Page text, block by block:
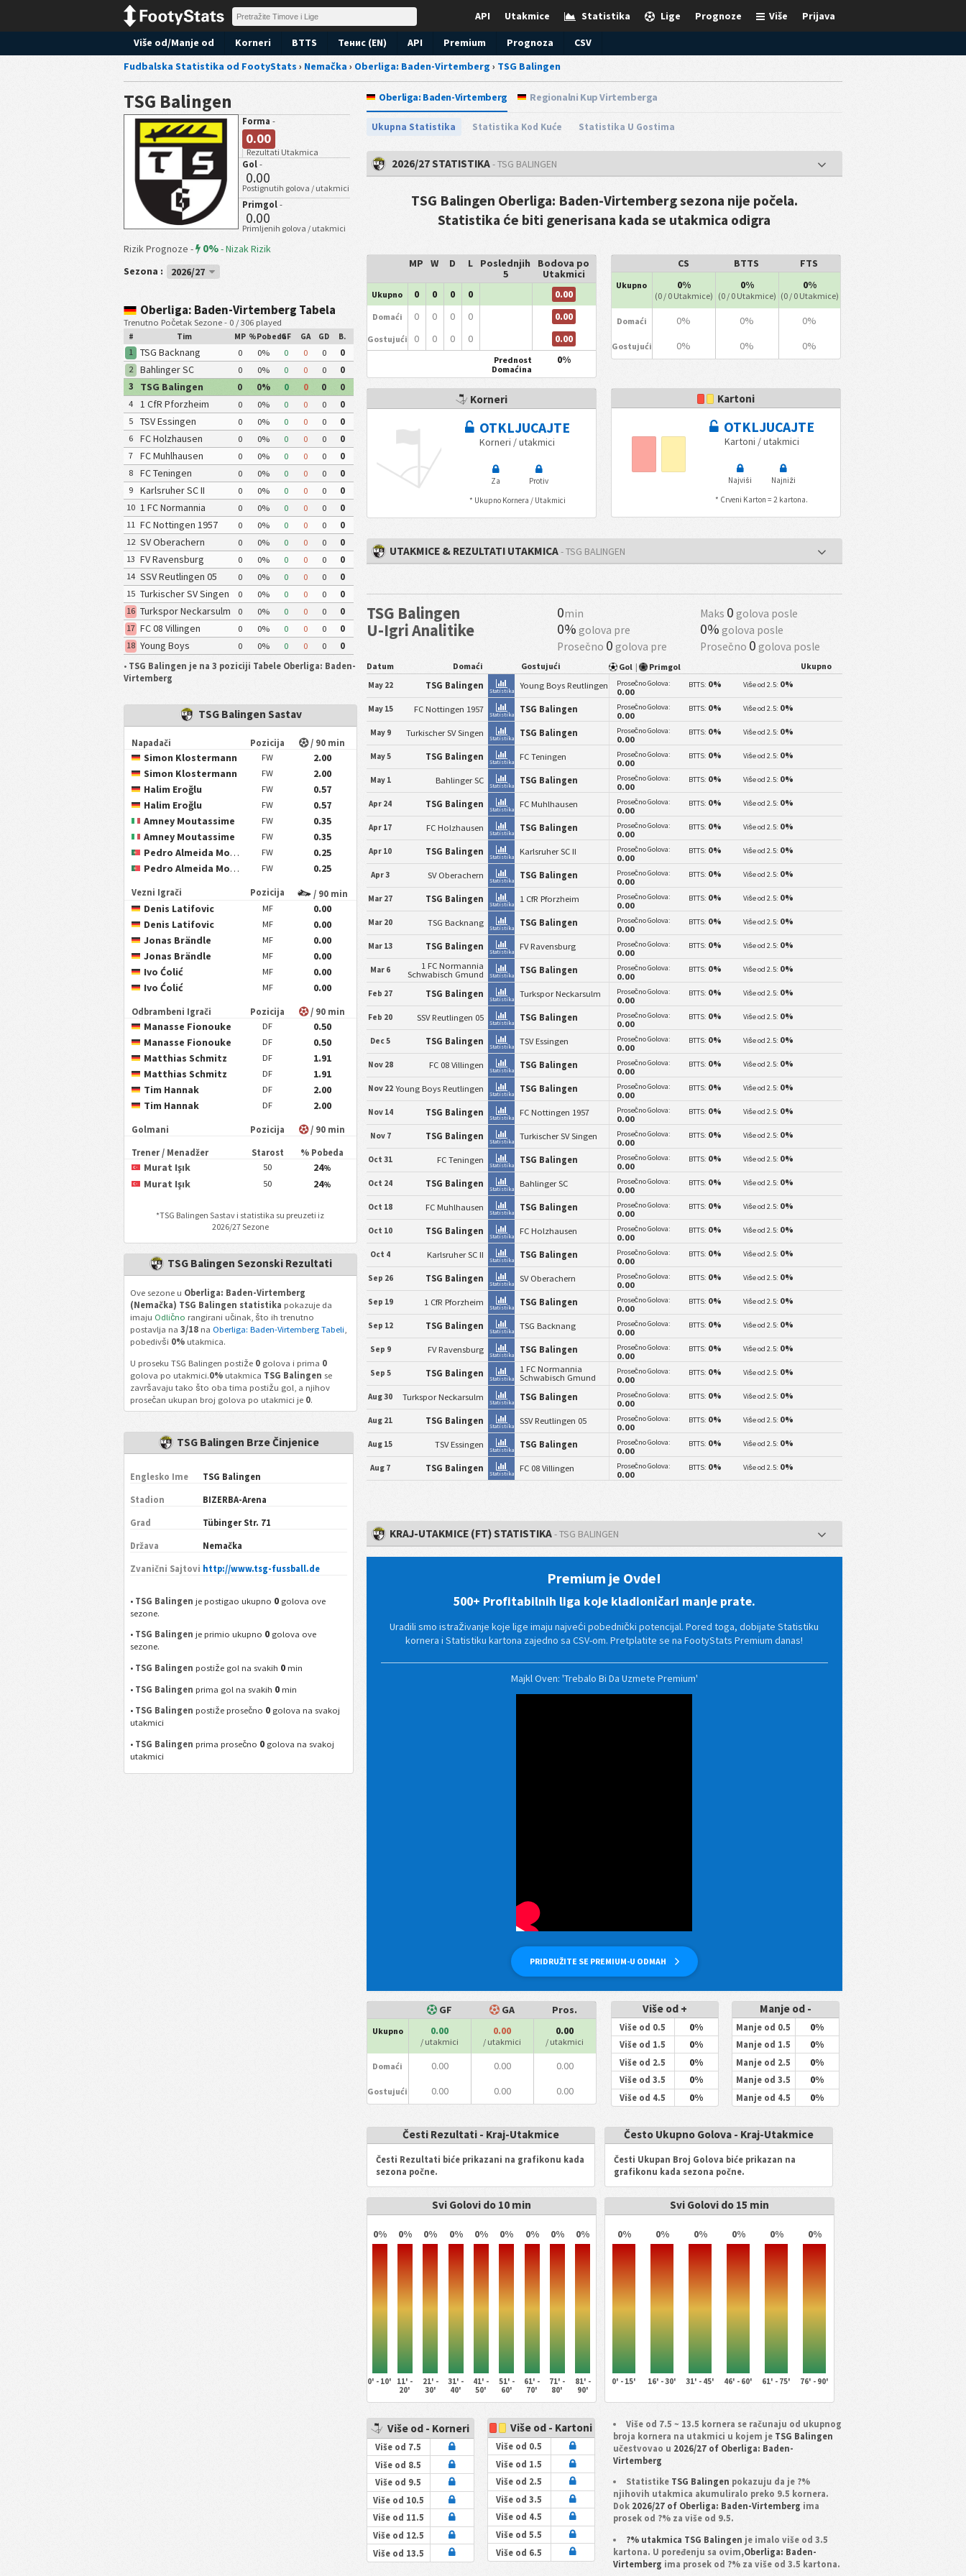
Prijava
Više
Prognoze
Lige
Statistika
Utakmice
API
Više od/Manje od Korneri BTTS Тенис (EN) API Premium Prognoza
CSV
Fudbalska Statistika od FootyStats › Nemačka › Oberliga: Baden-Virtemberg › TSG Balingen
TSG Balingen
Forma -
0.00
Rezultati Utakmica
Gol -
0.00
Postignutih golova / utakmici
Primgol -
0.00
Primljenih golova / utakmici
Rizik Prognoze - 0%-Nizak Rizik
Sezona :
2026/27
Oberliga: Baden-Virtemberg Tabela
Trenutno Početak Sezone - 0 / 306 played
# Tim MP %PobedaGF GA GD B.
1 TSG Backnang 0 0% 0 0 0
0
2
Bahlinger SC 0 0% 0 0 0
0
3
TSG Balingen 0 0% 0 0 0
0
4
1 CfR Pforzheim 0 0% 0 0 0
0
5
TSV Essingen 0 0% 0 0 0
0
6
FC Holzhausen 0 0% 0 0 0
0
7
FC Muhlhausen 0 0% 0 0 0
0
8
FC Teningen 0 0% 0 0 0
0
9
Karlsruher SC II 0 0% 0 0 0
0
10 1 FC Normannia
Schwabisch Gmund
0 0% 0 0 0
0
11 FC Nottingen 1957 0 0% 0 0 0
0
12 SV Oberachern 0 0% 0 0 0
0
13 FV Ravensburg 0 0% 0 0 0
0
14 SSV Reutlingen 05 0 0% 0 0 0
0
15 Turkischer SV Singen 0 0% 0 0 0
0
16 Turkspor Neckarsulm 0 0% 0 0 0
0
17 FC 08 Villingen 0 0% 0 0 0
0
18 Young Boys
Reutlingen
0 0% 0 0 0
0
• TSG Balingen je na 3 poziciji Tabele Oberliga: Baden-
Virtemberg
TSG Balingen Sastav
Napadači Pozicija / 90 min
Simon Klostermann FW
2.00
Simon Klostermann
FW
2.00
Halim Eroğlu
FW
0.57
Halim Eroğlu
FW
0.57
Amney Moutassime
FW
0.35
Amney Moutassime
FW
0.35
Pedro Almeida Morais
FW
0.25
Pedro Almeida Morais
FW 0.25
Vezni Igrači Pozicija / 90 min
Denis Latifovic MF
0.00
Denis Latifovic
MF
0.00
Jonas Brändle
MF
0.00
Jonas Brändle
MF
0.00
Ivo Ćolić
MF
0.00
Ivo Ćolić
MF 0.00
Odbrambeni Igrači Pozicija / 90 min
Manasse Fionouke DF
0.50
Manasse Fionouke
DF
0.50
Matthias Schmitz
DF
1.91
Matthias Schmitz
DF
1.91
Tim Hannak
DF
2.00
Tim Hannak
DF 2.00
Golmani Pozicija / 90 min
Trener / Menadžer Starost % Pobeda
Murat Işık 50 24%
Murat Işık 50 24%
*TSG Balingen Sastav i statistika su preuzeti iz
2026/27 Sezone
TSG Balingen Sezonski Rezultati
Ove sezone u Oberliga: Baden-Virtemberg
(Nemačka) TSG Balingen statistika pokazuje da
imaju Odlično rangirani učinak, što ih trenutno
postavlja na 3/18na Oberliga: Baden-Virtemberg Tabeli
pobedivši 0%utakmica.
U proseku TSG Balingen postiže 0golova i prima 0
golova po utakmici.0%utakmica TSG Balingen se
završavaju tako što oba tima postižu gol, a njihov
prosečan ukupan broj golova po utakmici je 0.
TSG Balingen Brze Činjenice
Englesko Ime TSG Balingen
Stadion BIZERBA-Arena
Grad Tübinger Str. 71
Država Nemačka
Zvanični Sajtovi http://www.tsg-fussball.de
• TSG Balingen je postigao ukupno 0 golova ove
sezone.
• TSG Balingen je primio ukupno 0 golova ove
sezone.
• TSG Balingen postiže gol na svakih 0 min
• TSG Balingen prima gol na svakih 0 min
• TSG Balingen postiže prosečno 0 golova na svakoj
utakmici
• TSG Balingen prima prosečno 0 golova na svakoj
utakmici
Oberliga: Baden-Virtemberg Regionalni Kup Virtemberga
Ukupna Statistika Statistika Kod Kuće Statistika U Gostima
2026/27 STATISTIKA- TSG BALINGEN
TSG Balingen Oberliga: Baden-Virtemberg sezona nije počela.
Statistika će biti generisana kada se utakmica odigra
MP W D L
Poslednjih
5
Bodova po
Utakmici
Ukupno 0 0 0 0 0.00
Domaći 0 0 0 0 0.00
Gostujući 0 0 0 0 0.00
Prednost
Domaćina
0%
CS BTTS FTS
Ukupno 0%
(0 / 0 Utakmice)
0%
(0 / 0 Utakmice)
0%
(0 / 0 Utakmice)
Domaći 0% 0% 0%
Gostujući 0% 0% 0%
Korneri
OTKLJUCAJTE
Korneri / utakmici
Za
Protiv
* Ukupno Kornera / Utakmici
Kartoni
OTKLJUCAJTE
Kartoni / utakmici
Najviši
Najniži
* Crveni Karton = 2 kartona.
UTAKMICE & REZULTATI UTAKMICA- TSG BALINGEN
TSG Balingen
U-Igri Analitike
0min Maks 0 golova posle
0% golova pre 0% golova posle
Prosečno 0 golova pre Prosečno 0 golova posle
Datum Domaći Gostujući Gol| Primgol Ukupno
May 22 TSG Balingen
Statistika
Young Boys Reutlingen Prosečno Golova:
0.00
BTTS: 0% Više od 2.5: 0%
May 15 FC Nottingen 1957
Statistika
TSG Balingen Prosečno Golova:
0.00
BTTS: 0% Više od 2.5: 0%
May 9 Turkischer SV Singen
Statistika
TSG Balingen Prosečno Golova:
0.00
BTTS: 0% Više od 2.5: 0%
May 5 TSG Balingen
Statistika
FC Teningen Prosečno Golova:
0.00
BTTS: 0% Više od 2.5: 0%
May 1 Bahlinger SC
Statistika
TSG Balingen Prosečno Golova:
0.00
BTTS: 0% Više od 2.5: 0%
Apr 24 TSG Balingen
Statistika
FC Muhlhausen Prosečno Golova:
0.00
BTTS: 0% Više od 2.5: 0%
Apr 17 FC Holzhausen
Statistika
TSG Balingen Prosečno Golova:
0.00
BTTS: 0% Više od 2.5: 0%
Apr 10 TSG Balingen
Statistika
Karlsruher SC II Prosečno Golova:
0.00
BTTS: 0% Više od 2.5: 0%
Apr 3 SV Oberachern
Statistika
TSG Balingen Prosečno Golova:
0.00
BTTS: 0% Više od 2.5: 0%
Mar 27 TSG Balingen
Statistika
1 CfR Pforzheim Prosečno Golova:
0.00
BTTS: 0% Više od 2.5: 0%
Mar 20 TSG Backnang
Statistika
TSG Balingen Prosečno Golova:
0.00
BTTS: 0% Više od 2.5: 0%
Mar 13 TSG Balingen
Statistika
FV Ravensburg Prosečno Golova:
0.00
BTTS: 0% Više od 2.5: 0%
Mar 6
1 FC Normannia
Schwabisch Gmund
Statistika
TSG Balingen Prosečno Golova:
0.00
BTTS: 0% Više od 2.5: 0%
Feb 27 TSG Balingen
Statistika
Turkspor Neckarsulm Prosečno Golova:
0.00
BTTS: 0% Više od 2.5: 0%
Feb 20 SSV Reutlingen 05
Statistika
TSG Balingen Prosečno Golova:
0.00
BTTS: 0% Više od 2.5: 0%
Dec 5 TSG Balingen
Statistika
TSV Essingen Prosečno Golova:
0.00
BTTS: 0% Više od 2.5: 0%
Nov 28 FC 08 Villingen
Statistika
TSG Balingen Prosečno Golova:
0.00
BTTS: 0% Više od 2.5: 0%
Nov 22 Young Boys Reutlingen
Statistika
TSG Balingen Prosečno Golova:
0.00
BTTS: 0% Više od 2.5: 0%
Nov 14 TSG Balingen
Statistika
FC Nottingen 1957 Prosečno Golova:
0.00
BTTS: 0% Više od 2.5: 0%
Nov 7 TSG Balingen
Statistika
Turkischer SV Singen Prosečno Golova:
0.00
BTTS: 0% Više od 2.5: 0%
Oct 31 FC Teningen
Statistika
TSG Balingen Prosečno Golova:
0.00
BTTS: 0% Više od 2.5: 0%
Oct 24 TSG Balingen
Statistika
Bahlinger SC Prosečno Golova:
0.00
BTTS: 0% Više od 2.5: 0%
Oct 18 FC Muhlhausen
Statistika
TSG Balingen Prosečno Golova:
0.00
BTTS: 0% Više od 2.5: 0%
Oct 10 TSG Balingen
Statistika
FC Holzhausen Prosečno Golova:
0.00
BTTS: 0% Više od 2.5: 0%
Oct 4 Karlsruher SC II
Statistika
TSG Balingen Prosečno Golova:
0.00
BTTS: 0% Više od 2.5: 0%
Sep 26 TSG Balingen
Statistika
SV Oberachern Prosečno Golova:
0.00
BTTS: 0% Više od 2.5: 0%
Sep 19 1 CfR Pforzheim
Statistika
TSG Balingen Prosečno Golova:
0.00
BTTS: 0% Više od 2.5: 0%
Sep 12 TSG Balingen
Statistika
TSG Backnang Prosečno Golova:
0.00
BTTS: 0% Više od 2.5: 0%
Sep 9 FV Ravensburg
Statistika
TSG Balingen Prosečno Golova:
0.00
BTTS: 0% Više od 2.5: 0%
Sep 5 TSG Balingen
Statistika
1 FC Normannia
Schwabisch Gmund
Prosečno Golova:
0.00
BTTS: 0% Više od 2.5: 0%
Aug 30 Turkspor Neckarsulm
Statistika
TSG Balingen Prosečno Golova:
0.00
BTTS: 0% Više od 2.5: 0%
Aug 21 TSG Balingen
Statistika
SSV Reutlingen 05 Prosečno Golova:
0.00
BTTS: 0% Više od 2.5: 0%
Aug 15 TSV Essingen
Statistika
TSG Balingen Prosečno Golova:
0.00
BTTS: 0% Više od 2.5: 0%
Aug 7 TSG Balingen
Statistika
FC 08 Villingen Prosečno Golova:
0.00
BTTS: 0% Više od 2.5: 0%
KRAJ-UTAKMICE (FT) STATISTIKA- TSG BALINGEN
Premium je Ovde!
500+ Profitabilnih liga koje kladioničari manje prate.
Uradili smo istraživanje koje lige imaju najveći pobednički potencijal. Pored toga, dobijate Statistiku
kornera i Statistiku kartona zajedno sa CSV-om. Pretplatite se na FootyStats Premium danas!
PRIDRUŽITE SE PREMIUM-U ODMAH
Majkl Oven: 'Trebalo Bi Da Uzmete Premium'
GF GA Pros.
Ukupno 0.00
/ utakmici
0.00
/ utakmici
0.00
/ utakmici
Domaći 0.00 0.00 0.00
Gostujući 0.00 0.00 0.00
Više od +
Više od 0.5 0%
Više od 1.5 0%
Više od 2.5 0%
Više od 3.5 0%
Više od 4.5 0%
Manje od -
Manje od 0.5 0%
Manje od 1.5 0%
Manje od 2.5 0%
Manje od 3.5 0%
Manje od 4.5 0%
Česti Rezultati - Kraj-Utakmice
Česti Rezultati biće prikazani na grafikonu kada
sezona počne.
Često Ukupno Golova - Kraj-Utakmice
Česti Ukupan Broj Golova biće prikazan na
grafikonu kada sezona počne.
Svi Golovi do 10 min
0% 0% 0% 0% 0% 0% 0% 0% 0%
0' - 10'
11' -
20'
21' -
30'
31' -
40'
41' -
50'
51' -
60'
61' -
70'
71' -
80'
81' -
90'
Svi Golovi do 15 min
0% 0% 0% 0% 0% 0%
0' - 15' 16' - 30' 31' - 45' 46' - 60' 61' - 75' 76' - 90'
Više od - Korneri
Više od 7.5
Više od 8.5
Više od 9.5
Više od 10.5
Više od 11.5
Više od 12.5
Više od 13.5
Više od - Kartoni
Više od 0.5
Više od 1.5
Više od 2.5
Više od 3.5
Više od 4.5
Više od 5.5
Više od 6.5
Više od 7.5 ~ 13.5 kornera se računaju od ukupnog
broja kornera na utakmici u kojem je TSG Balingen
učestvovao u 2026/27 of Oberliga: Baden-
Virtemberg
Statistike TSG Balingen pokazuju da je ?%
njihovih utakmica akumuliralo preko 9.5 kornera.
Dok 2026/27 of Oberliga: Baden-Virtemberg ima
prosek od ?% za više od 9.5.
?% utakmica TSG Balingen je imalo više od 3.5
kartona. U poređenju sa ovim,Oberliga: Baden-
Virtemberg ima prosek od ?% za više od 3.5 kartona.